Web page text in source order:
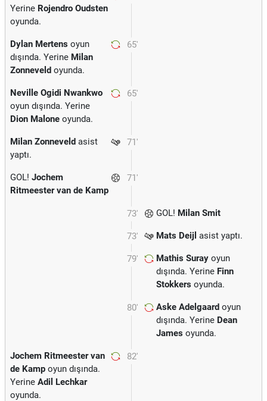
Yerine Rojendro Oudsten
oyunda.
65'
Dylan Mertens oyun
dışında. Yerine Milan
Zonneveld oyunda.
65'
Neville Ogidi Nwankwo
oyun dışında. Yerine
Dion Malone oyunda.
71'
Milan Zonneveld asist
yaptı.
71'
GOL! Jochem
Ritmeester van de Kamp
73' GOL! Milan Smit
73' Mats Deijl asist yaptı.
79' Mathis Suray oyun
dışında. Yerine Finn
Stokkers oyunda.
80' Aske Adelgaard oyun
dışında. Yerine Dean
James oyunda.
82'
Jochem Ritmeester van
de Kamp oyun dışında.
Yerine Adil Lechkar
oyunda.